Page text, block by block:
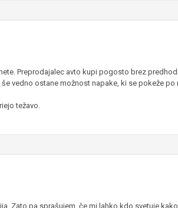
Preprodajalec avto kupi pogosto brez
vedno ostane možnost napake, ki se pokeže
težavo.
Zato pa sprašujem, če mi lahko kdo svetuje